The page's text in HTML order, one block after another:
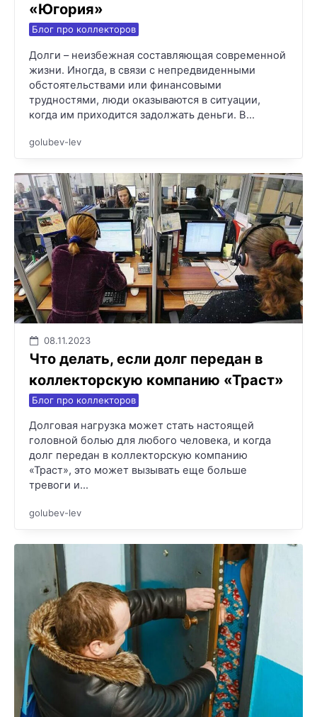
«Югория»
Блог про коллекторов
Долги – неизбежная составляющая современной
жизни. Иногда, в связи с непредвиденными
обстоятельствами или финансовыми
трудностями, люди оказываются в ситуации,
когда им приходится задолжать деньги. В…
golubev-lev
08.11.2023
Что делать, если долг передан в
коллекторскую компанию «Траст»
Блог про коллекторов
Долговая нагрузка может стать настоящей
головной болью для любого человека, и когда
долг передан в коллекторскую компанию
«Траст», это может вызывать еще больше
тревоги и…
golubev-lev